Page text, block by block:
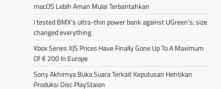
macOS Lebih Aman Mulai Terbantahkan
I tested BMX’s ultra-thin power bank against UGreen’s; size
changed everything
Xbox Series X|S Prices Have Finally Gone Up To A Maximum
Of € 200 In Europe
Sony Akhirnya Buka Suara Terkait Keputusan Hentikan
Produksi Disc PlayStaion